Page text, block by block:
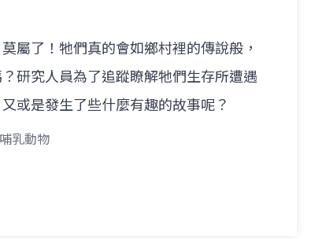
屬了！牠們真的會如鄉村裡的傳說般，
研究人員為了追蹤瞭解牠們生存所遭遇
或是發生了些什麼有趣的故事呢？
哺乳動物